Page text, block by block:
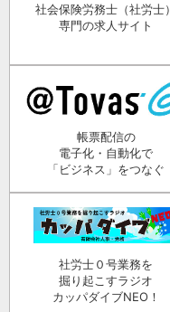
社会保険労務士（社労士）
専門の求人サイト
帳票配信の
電子化・自動化で
「ビジネス」をつなぐ
社労士０号業務を
掘り起こすラジオ
カッパダイブNEO！